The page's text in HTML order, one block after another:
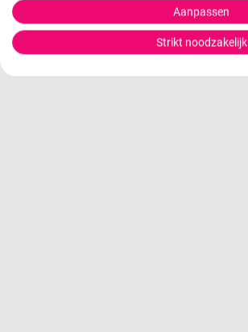
Aanpassen
Strikt noodzakelijk